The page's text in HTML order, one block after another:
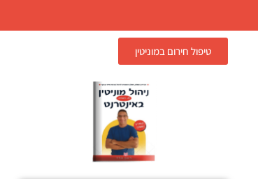
טיפול חירום במוניטין